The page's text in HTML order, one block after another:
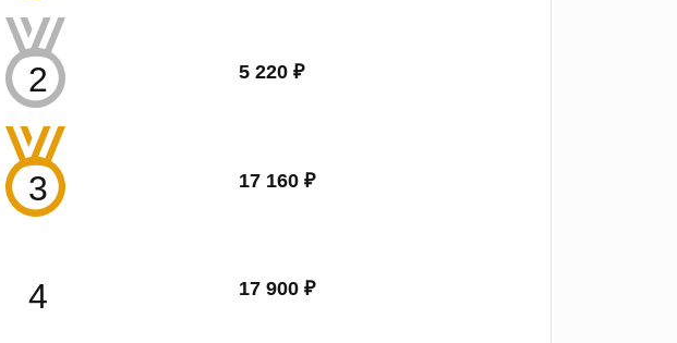
5 220 ₽
17 160 ₽
17 900 ₽